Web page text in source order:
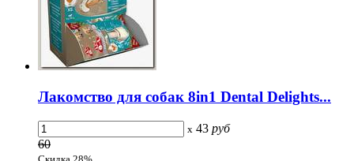
Лакомство для собак 8in1 Dental Delights...
x 43 руб
60